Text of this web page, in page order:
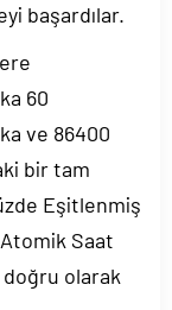
başardılar.
60
ve 86400
bir tam
Eşitlenmiş
Atomik Saat
olarak